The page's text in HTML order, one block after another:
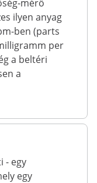
mérő
ilyen anyag
ben (parts
per
a beltéri
a
- egy
egy